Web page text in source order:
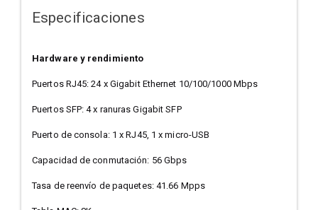
Especificaciones
Hardware y rendimiento
Puertos RJ45: 24 x Gigabit Ethernet 10/100/1000 Mbps
Puertos SFP: 4 x ranuras Gigabit SFP
Puerto de consola: 1 x RJ45, 1 x micro-USB
Capacidad de conmutación: 56 Gbps
Tasa de reenvío de paquetes: 41.66 Mpps